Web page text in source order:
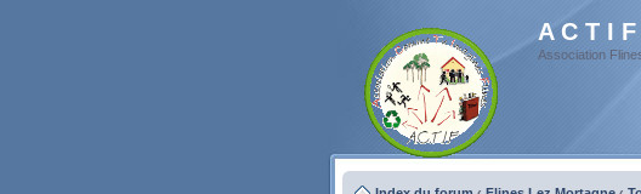
A C T I F
Association